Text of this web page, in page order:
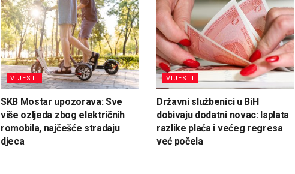
VIJESTI
SKB Mostar upozorava: Sve
više ozljeda zbog električnih
romobila, najčešće stradaju
djeca
VIJESTI
Državni službenici u BiH
dobivaju dodatni novac: Isplata
razlike plaća i većeg regresa
već počela